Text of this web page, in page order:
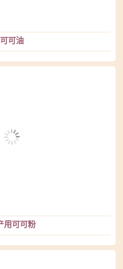
可可油
用可可粉